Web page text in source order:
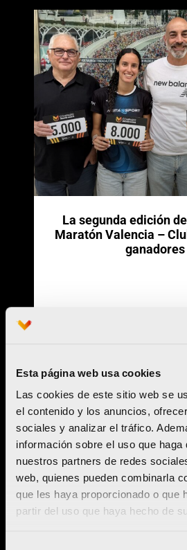
Esta página web usa cookies
Las cookies de este sitio web se
el contenido y los anuncios,
sociales y analizar el tráfico.
información sobre el uso que haga
nuestros partners de redes
web, quienes pueden combinarla
que les haya proporcionado o que
partir del uso que haya hecho de
La segunda edición
Maratón Valencia –
ganadores